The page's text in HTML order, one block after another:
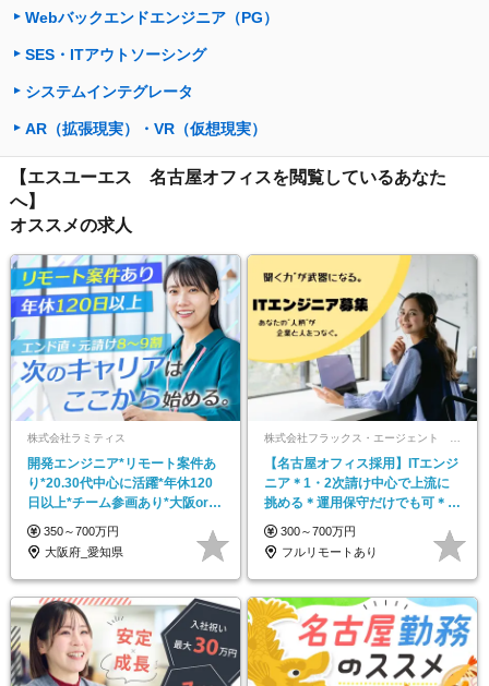
Webバックエンドエンジニア（PG）
SES・ITアウトソーシング
システムインテグレータ
AR（拡張現実）・VR（仮想現実）
【エスユーエス 名古屋オフィスを閲覧しているあなた
へ】
オススメの求人
株式会社ラミティス
開発エンジニア*リモート案件あ
り*20.30代中心に活躍*年休120
日以上*チーム参画あり*大阪or名
古屋勤務
350～700万円
大阪府_愛知県
株式会社フラックス・エージェント 関西支店
【名古屋オフィス採用】ITエンジ
ニア＊1・2次請け中心で上流に
挑める＊運用保守だけでも可＊残
業少＊年休126日
300～700万円
フルリモートあり